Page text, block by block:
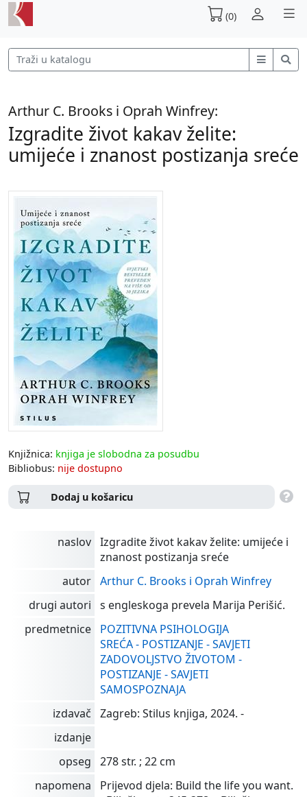
(0)
Arthur C. Brooks i Oprah Winfrey:
Izgradite život kakav želite:
umijeće i znanost postizanja sreće
Knjižnica: knjiga je slobodna za posudbu
Bibliobus: nije dostupno
Dodaj u košaricu
naslov Izgradite život kakav želite: umijeće i
znanost postizanja sreće
autor Arthur C. Brooks i Oprah Winfrey
drugi autori
s engleskoga prevela Marija Perišić.
predmetnice
POZITIVNA PSIHOLOGIJA
SREĆA - POSTIZANJE - SAVJETI
ZADOVOLJSTVO ŽIVOTOM -
POSTIZANJE - SAVJETI
SAMOSPOZNAJA
izdavač
Zagreb: Stilus knjiga, 2024. -
izdanje
opseg
278 str. ; 22 cm
napomena
Prijevod djela: Build the life you want.